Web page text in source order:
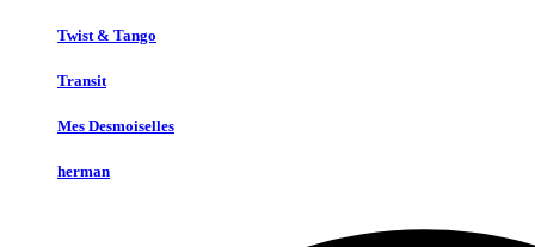
Twist & Tango
Transit
Mes Desmoiselles
herman